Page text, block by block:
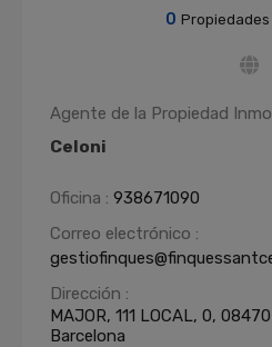
0
Agente de la Propiedad
Celoni
Oficina : 938671090
Correo electrónico :
Dirección :
MAJOR, 111 LOCAL, 0,
Barcelona